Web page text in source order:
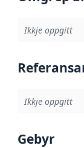
Ikkje oppgitt
Ikkje oppgitt
Gebyr